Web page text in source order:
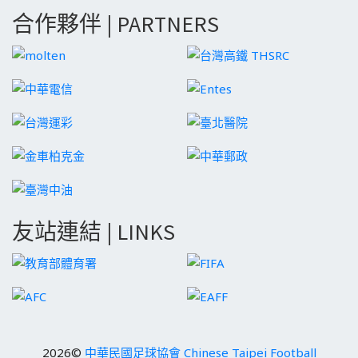
合作夥伴 | PARTNERS
友站連結 | LINKS
2026© 中華民國足球協會 Chinese Taipei Football